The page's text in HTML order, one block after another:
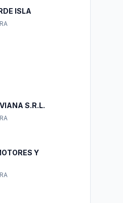
ISLA
S.R.L.
Y